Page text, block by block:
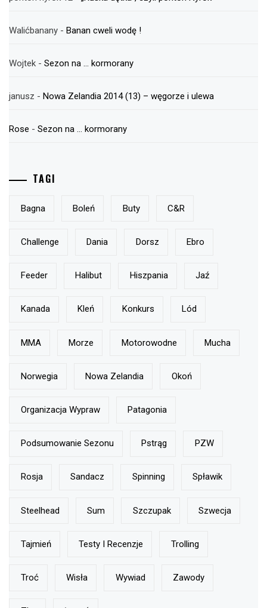
Walićbanany - Banan cweli wodę !
Wojtek - Sezon na … kormorany
janusz - Nowa Zelandia 2014 (13) – węgorze i ulewa
Rose - Sezon na … kormorany
TAGI
Bagna Boleń Buty C&r
Challenge Dania Dorsz Ebro
Feeder Halibut Hiszpania Jaź
Kanada Kleń Konkurs Lód
MMA Morze Motorowodne Mucha
Norwegia Nowa Zelandia Okoń
Organizacja Wypraw Patagonia
Podsumowanie Sezonu Pstrąg PZW
Rosja Sandacz Spinning Spławik
Steelhead Sum Szczupak Szwecja
Tajmień Testy I Recenzje Trolling
Troć Wisła Wywiad Zawody